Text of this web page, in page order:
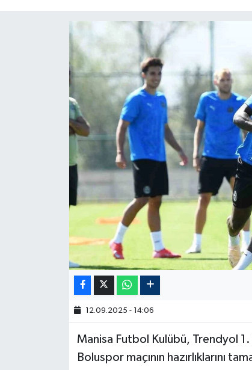
12.09.2025 - 14:06
Manisa Futbol Kulübü, Trendyol
Boluspor maçının hazırlıklarını